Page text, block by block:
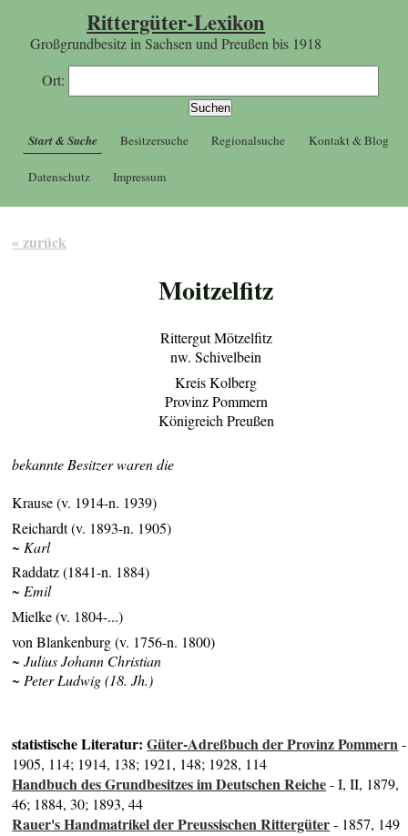
Rittergüter-Lexikon
Großgrundbesitz in Sachsen und Preußen bis 1918
Ort:
Start & Suche Besitzersuche Regionalsuche Kontakt & Blog
Datenschutz Impressum
« zurück
Moitzelfitz
Rittergut Mötzelfitz
nw. Schivelbein
Kreis Kolberg
Provinz Pommern
Königreich Preußen
bekannte Besitzer waren die
Krause (v. 1914-n. 1939)
Reichardt (v. 1893-n. 1905)
~ Karl
Raddatz (1841-n. 1884)
~ Emil
Mielke (v. 1804-...)
von Blankenburg (v. 1756-n. 1800)
~ Julius Johann Christian
~ Peter Ludwig (18. Jh.)
statistische Literatur:Güter-Adreßbuch der Provinz Pommern-
1905, 114; 1914, 138; 1921, 148; 1928, 114
Handbuch des Grundbesitzes im Deutschen Reiche- I, II, 1879,
46; 1884, 30; 1893, 44
Rauer's Handmatrikel der Preussischen Rittergüter- 1857, 149